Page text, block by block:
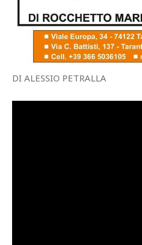
DI ALESSIO PETRALLA